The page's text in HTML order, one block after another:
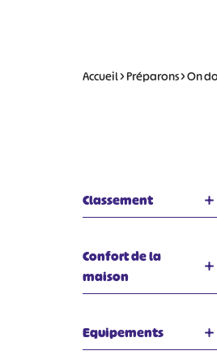
Accueil>Préparons>On
Classement
Confort de la
maison
Equipements